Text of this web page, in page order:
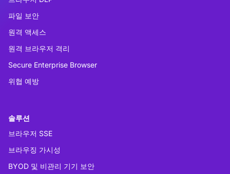
파일 보안
원격 액세스
원격 브라우저 격리
Secure Enterprise Browser
위협 예방
솔루션
브라우저 SSE
브라우징 가시성
BYOD 및 비관리 기기 보안